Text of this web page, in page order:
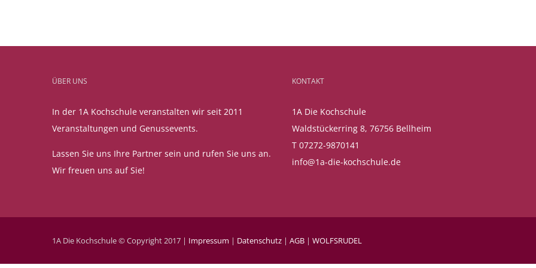
ÜBER UNS
In der 1A Kochschule veranstalten wir seit 2011
Veranstaltungen und Genussevents.
Lassen Sie uns Ihre Partner sein und rufen Sie uns an.
Wir freuen uns auf Sie!
KONTAKT
1A Die Kochschule
Waldstückerring 8, 76756 Bellheim
T 07272-9870141
info@1a-die-kochschule.de
1A Die Kochschule © Copyright 2017 | Impressum | Datenschutz | AGB | WOLFSRUDEL